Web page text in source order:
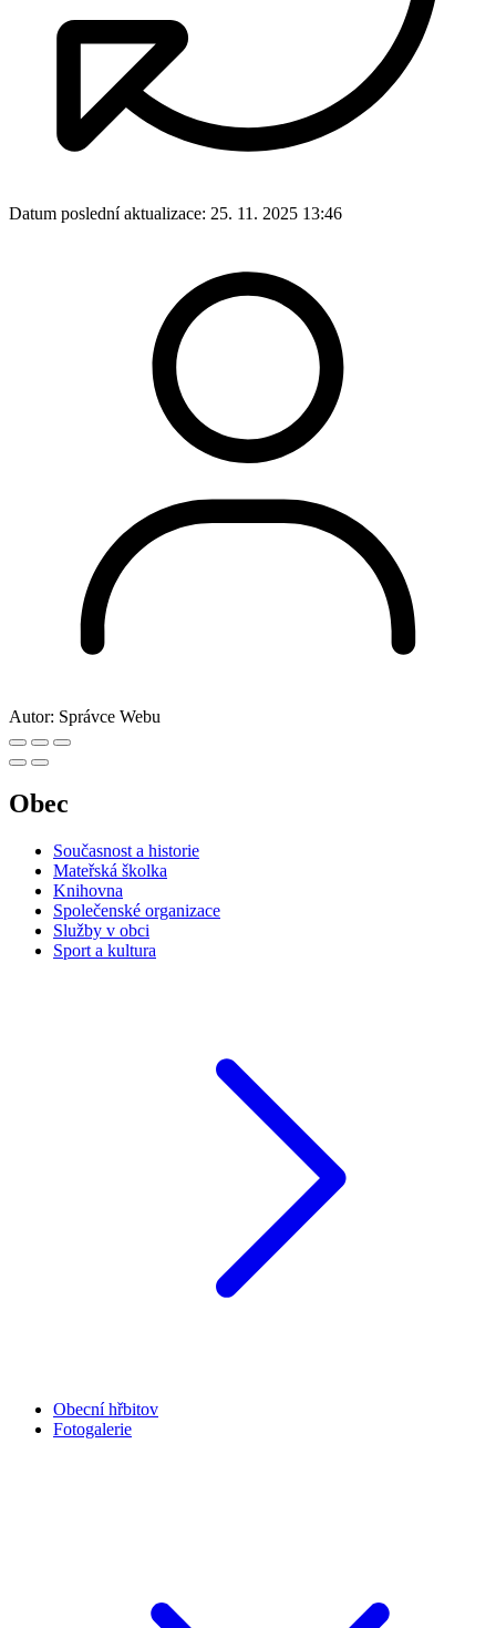
Datum poslední aktualizace: 25. 11. 2025 13:46
Autor: Správce Webu
Obec
Současnost a historie
Mateřská školka
Knihovna
Společenské organizace
Služby v obci
Sport a kultura
Obecní hřbitov
Fotogalerie